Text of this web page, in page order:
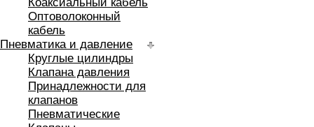
Оптоволоконный
кабель
Пневматика и давление
Круглые цилиндры
Клапана давления
Принадлежности для
клапанов
Пневматические